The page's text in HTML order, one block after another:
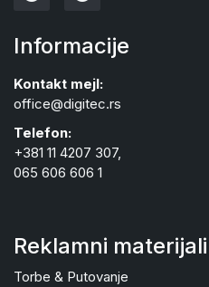
Informacije
Kontakt mejl:
office@digitec.rs
Telefon:
+381 11 4207 307,
065 606 606 1
Reklamni materijali
Torbe & Putovanje